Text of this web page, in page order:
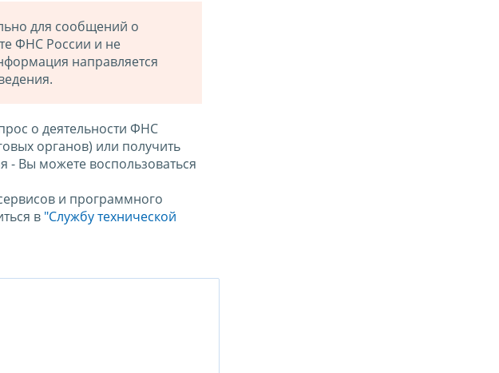
для сообщений о
ФНС России и не
направляется
о деятельности ФНС
органов) или получить
- Вы можете воспользоваться
и программного
в "Службу технической